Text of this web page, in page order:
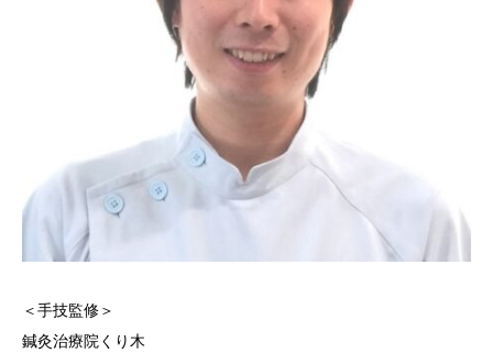
＜手技監修＞
鍼灸治療院くり木